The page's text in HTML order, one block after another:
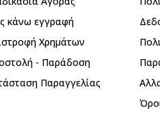
κάνω εγγραφή
Xρημάτων
- Παράδοση
Παραγγελίας